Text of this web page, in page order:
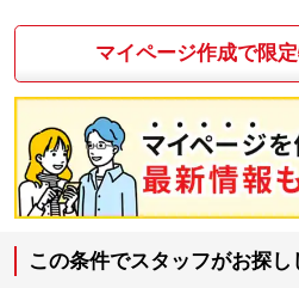
マイページ作成で限
この条件でスタッフがお探し